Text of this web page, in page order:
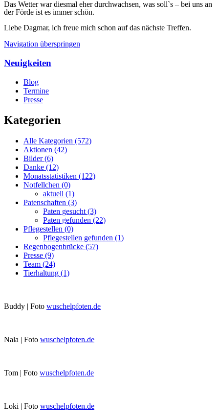
Das Wetter war diesmal eher durchwachsen, was soll`s – bei uns an
der Förde ist es immer schön.
Liebe Dagmar, ich freue mich schon auf das nächste Treffen.
Navigation überspringen
Neuigkeiten
Blog
Termine
Presse
Kategorien
Alle Kategorien (572)
Aktionen (42)
Bilder (6)
Danke (12)
Monatsstatistiken (122)
Notfellchen (0)
aktuell (1)
Patenschaften (3)
Paten gesucht (3)
Paten gefunden (22)
Pflegestellen (0)
Pflegestellen gefunden (1)
Regenbogenbrücke (57)
Presse (9)
Team (24)
Tierhaltung (1)
Buddy | Foto wuschelpfoten.de
Nala | Foto wuschelpfoten.de
Tom | Foto wuschelpfoten.de
Loki | Foto wuschelpfoten.de